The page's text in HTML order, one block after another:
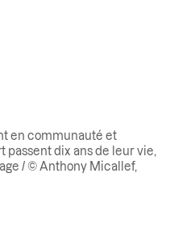
en communauté et
passent dix ans de leur vie,
/ © Anthony Micallef,